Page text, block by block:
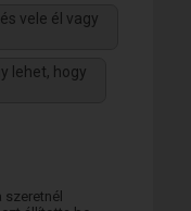
vele él vagy
lehet, hogy
szeretnél